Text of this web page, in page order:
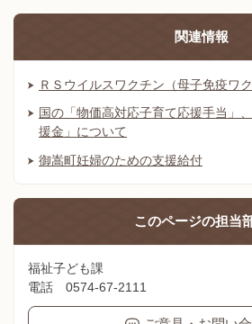
関連情報
ＲＳウイルスワクチン（母子免疫ワ
国の「物価高対応子育て応援手当」
援金」について
御嵩町妊婦のための支援給付
このページの担当
福祉子ども課
電話 0574-67-2111